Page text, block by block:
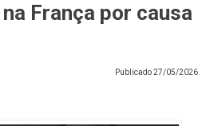
França por causa
Publicado27/05/2026